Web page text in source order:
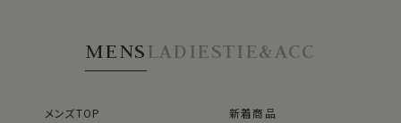
●素材の違いで選ぶクールマックスシャツ
▼とにかくお手入れのしやすさを重視したい方
ファブリック
になっています。
※43cm（LL）・45cm（3L）・47cm(4L)サイズにおいて
なサイズと同じ感覚でお選びください。
MENSLADIESTIE&ACC
メンズTOP
新着商品